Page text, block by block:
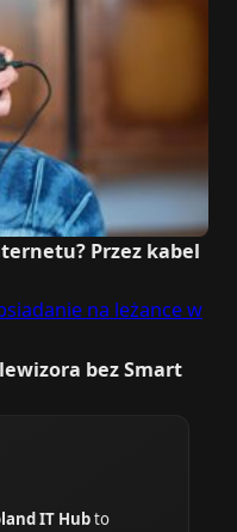
Przez kabel
bez Smart
IT Hubto